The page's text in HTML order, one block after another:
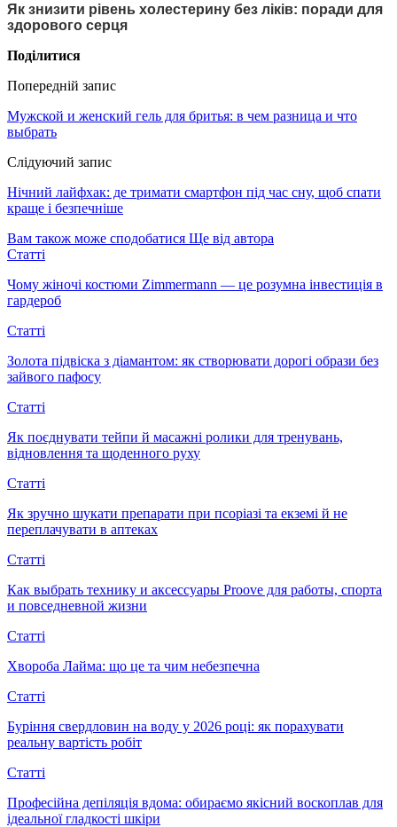
Як знизити рівень холестерину без ліків: поради для
здорового серця
Поділитися
Попередній запис
Мужской и женский гель для бритья: в чем разница и что
выбрать
Слідуючий запис
Нічний лайфхак: де тримати смартфон під час сну, щоб спати
краще і безпечніше
Вам також може сподобатися Ще від автора
Статті
Чому жіночі костюми Zimmermann — це розумна інвестиція в
гардероб
Статті
Золота підвіска з діамантом: як створювати дорогі образи без
зайвого пафосу
Статті
Як поєднувати тейпи й масажні ролики для тренувань,
відновлення та щоденного руху
Статті
Як зручно шукати препарати при псоріазі та екземі й не
переплачувати в аптеках
Статті
Как выбрать технику и аксессуары Proove для работы, спорта
и повседневной жизни
Статті
Хвороба Лайма: що це та чим небезпечна
Статті
Буріння свердловин на воду у 2026 році: як порахувати
реальну вартість робіт
Статті
Професійна депіляція вдома: обираємо якісний воскоплав для
ідеальної гладкості шкіри